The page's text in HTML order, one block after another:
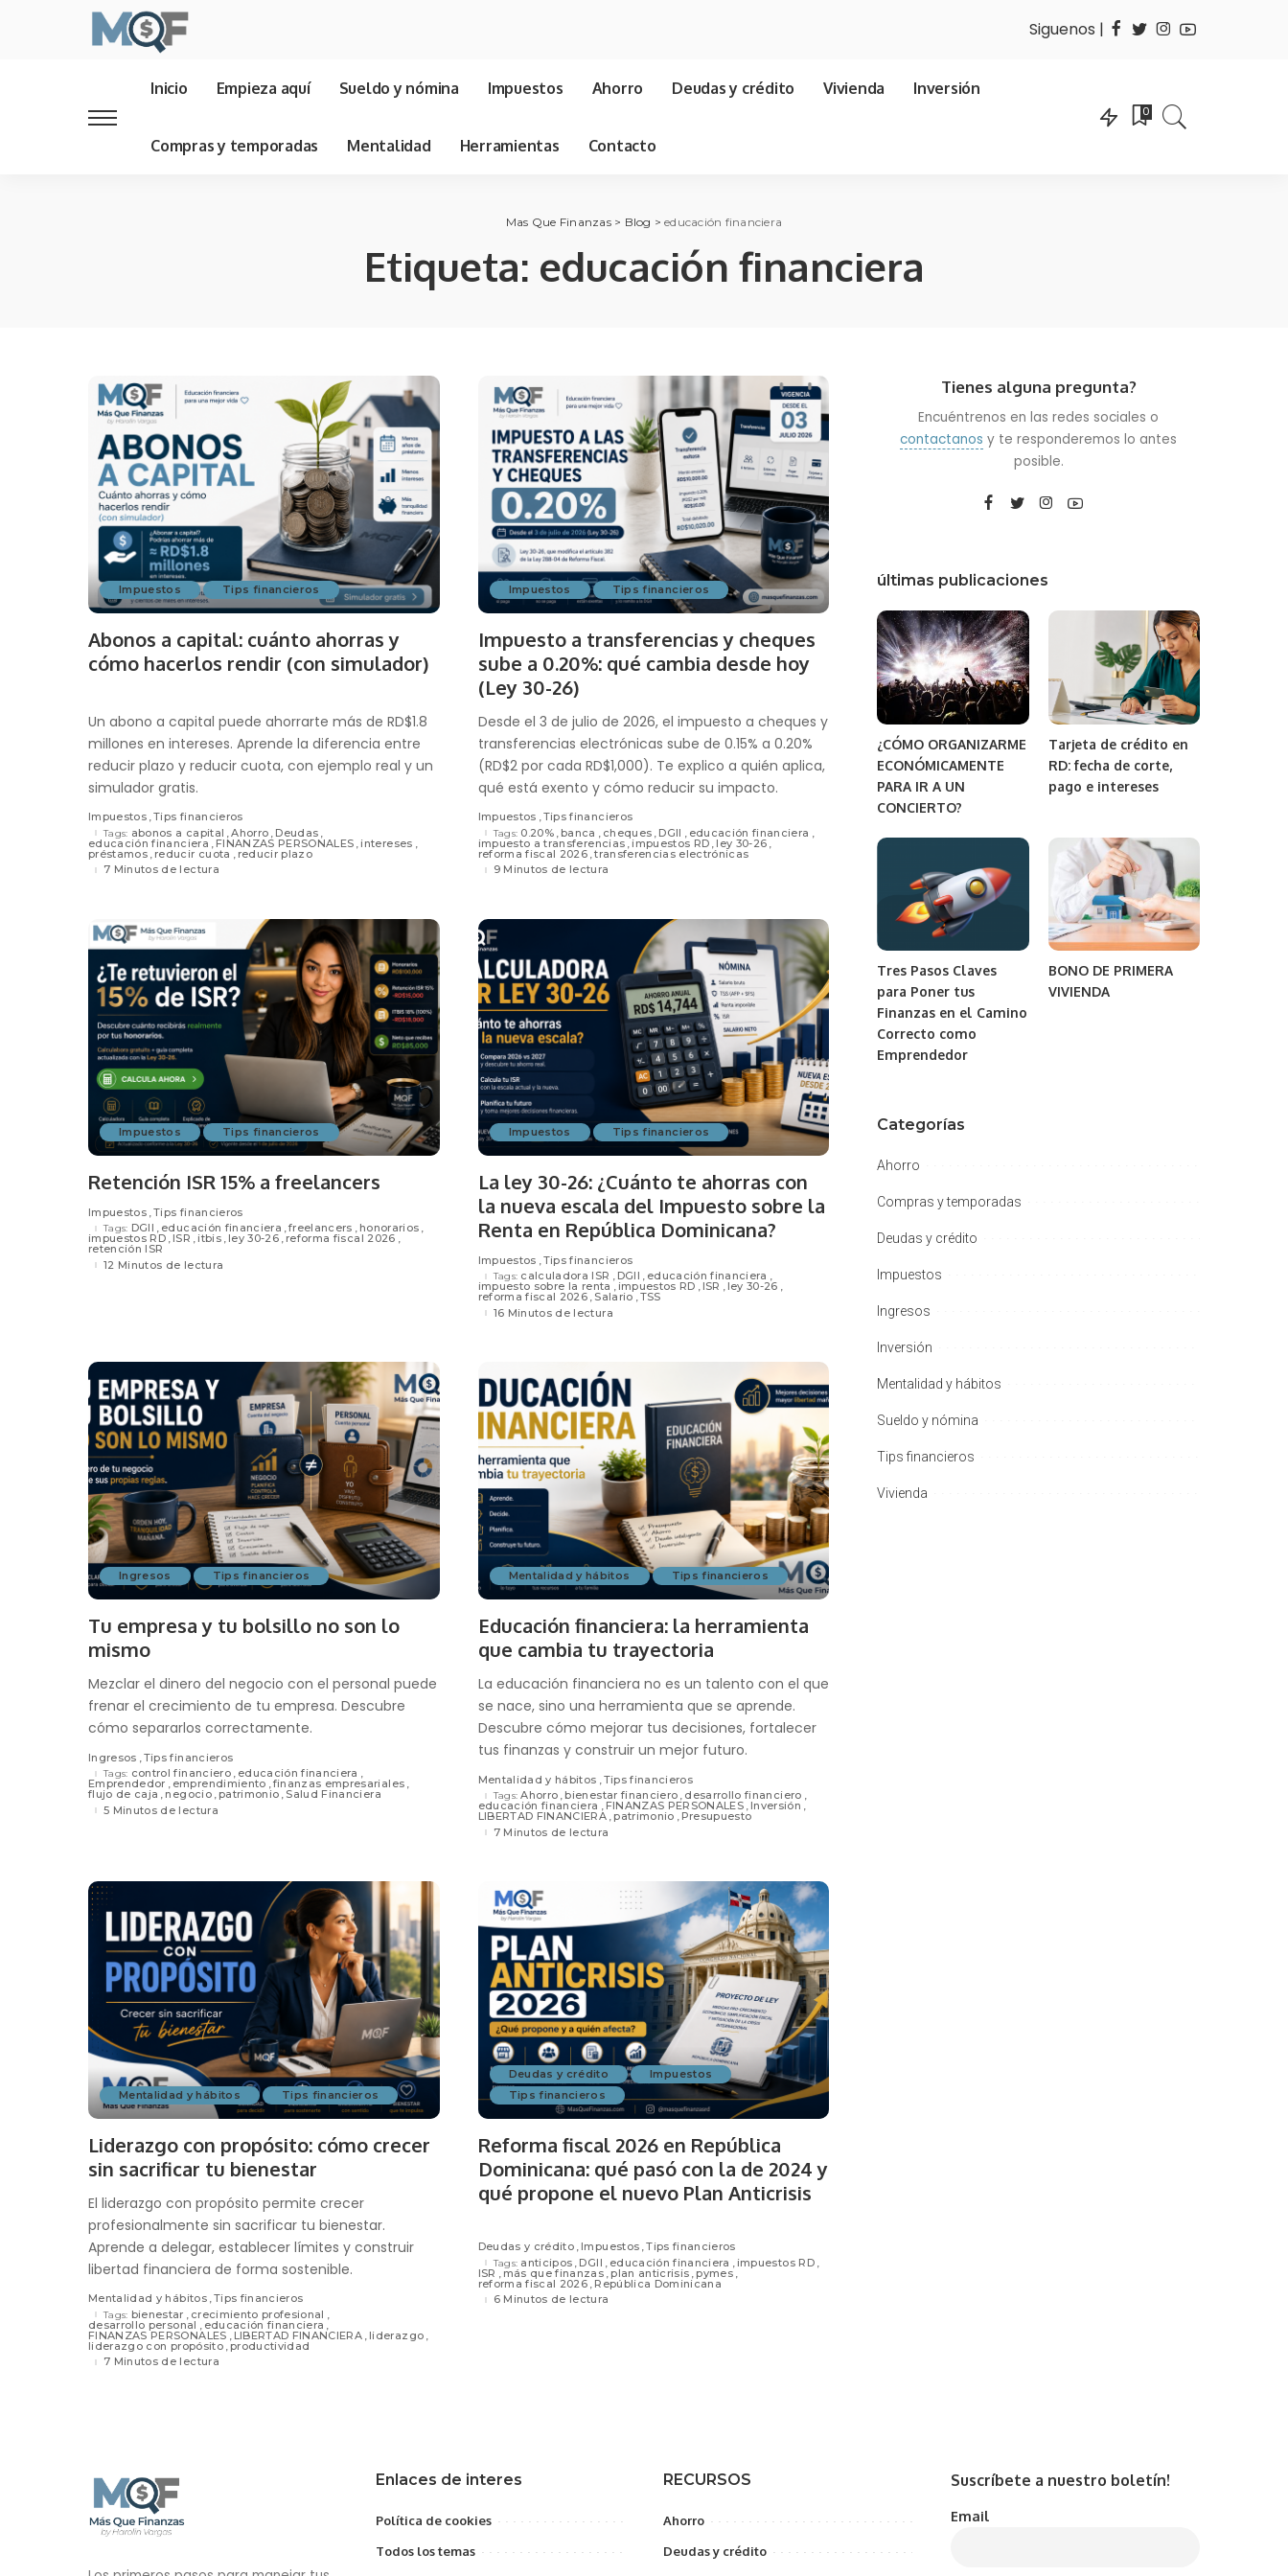
Siguenos |
Inicio Empieza aquí Sueldo y nómina Impuestos Ahorro Deudas y crédito Vivienda Inversión
Compras y temporadas Mentalidad Herramientas Contacto
0
Mas Que Finanzas> Blog >educación financiera
Etiqueta: educación financiera
Impuestos Tips financieros
Abonos a capital: cuánto ahorras y
cómo hacerlos rendir (con simulador)
Un abono a capital puede ahorrarte más de RD$1.8
millones en intereses. Aprende la diferencia entre
reducir plazo y reducir cuota, con ejemplo real y un
simulador gratis.
Impuestos Tips financieros
Tags: abonos a capital Ahorro Deudas
educación financiera FINANZAS PERSONALES intereses
préstamos reducir cuota
reducir plazo
7 Minutos de lectura
Impuestos Tips financieros
Impuesto a transferencias y cheques
sube a 0.20%: qué cambia desde hoy
(Ley 30-26)
Desde el 3 de julio de 2026, el impuesto a cheques y
transferencias electrónicas sube de 0.15% a 0.20%
(RD$2 por cada RD$1,000). Te explico a quién aplica,
qué está exento y cómo reducir su impacto.
Impuestos Tips financieros
Tags: 0.20% banca cheques DGII educación financiera
impuesto a transferencias impuestos RD ley 30-26
reforma fiscal 2026 transferencias electrónicas
9 Minutos de lectura
Impuestos Tips financieros
Retención ISR 15% a freelancers
Impuestos Tips financieros
Tags: DGII educación financiera freelancers honorarios
impuestos RD ISR itbis ley 30-26 reforma fiscal 2026
retención ISR
12 Minutos de lectura
Impuestos Tips financieros
La ley 30-26: ¿Cuánto te ahorras con
la nueva escala del Impuesto sobre la
Renta en República Dominicana?
Impuestos Tips financieros
Tags: calculadora ISR DGII educación financiera
impuesto sobre la renta impuestos RD ISR ley 30-26
reforma fiscal 2026 Salario TSS
16 Minutos de lectura
Ingresos Tips financieros
Tu empresa y tu bolsillo no son lo
mismo
Mezclar el dinero del negocio con el personal puede
frenar el crecimiento de tu empresa. Descubre
cómo separarlos correctamente.
Ingresos Tips financieros
Tags: control financiero educación financiera
Emprendedor emprendimiento finanzas empresariales
flujo de caja negocio patrimonio Salud Financiera
5 Minutos de lectura
Mentalidad y hábitos Tips financieros
Educación financiera: la herramienta
que cambia tu trayectoria
La educación financiera no es un talento con el que
se nace, sino una herramienta que se aprende.
Descubre cómo mejorar tus decisiones, fortalecer
tus finanzas y construir un mejor futuro.
Mentalidad y hábitos Tips financieros
Tags: Ahorro bienestar financiero desarrollo financiero
educación financiera FINANZAS PERSONALES Inversión
LIBERTAD FINANCIERA patrimonio
Presupuesto
7 Minutos de lectura
Mentalidad y hábitos Tips financieros
Liderazgo con propósito: cómo crecer
sin sacrificar tu bienestar
El liderazgo con propósito permite crecer
profesionalmente sin sacrificar tu bienestar.
Aprende a delegar, establecer límites y construir
libertad financiera de forma sostenible.
Mentalidad y hábitos Tips financieros
Tags: bienestar crecimiento profesional
desarrollo personal educación financiera
FINANZAS PERSONALES LIBERTAD FINANCIERA liderazgo
liderazgo con propósito productividad
7 Minutos de lectura
Deudas y crédito
Impuestos
Tips financieros
Reforma fiscal 2026 en República
Dominicana: qué pasó con la de 2024 y
qué propone el nuevo Plan Anticrisis
Deudas y crédito Impuestos Tips financieros
Tags: anticipos DGII educación financiera impuestos RD
ISR más que finanzas plan anticrisis pymes
reforma fiscal 2026 República Dominicana
6 Minutos de lectura
Tienes alguna pregunta?
Encuéntrenos en las redes sociales o
contactanos y te responderemos lo antes
posible.
últimas publicaciones
¿CÓMO ORGANIZARME
ECONÓMICAMENTE
PARA IR A UN
CONCIERTO?
Tarjeta de crédito en
RD: fecha de corte,
pago e intereses
Tres Pasos Claves
para Poner tus
Finanzas en el Camino
Correcto como
Emprendedor
BONO DE PRIMERA
VIVIENDA
Categorías
Ahorro
Compras y temporadas
Deudas y crédito
Impuestos
Ingresos
Inversión
Mentalidad y hábitos
Sueldo y nómina
Tips financieros
Vivienda
Enlaces de interes
Política de cookies
Todos los temas
RECURSOS
Ahorro
Deudas y crédito
Suscríbete a nuestro boletín!
Email